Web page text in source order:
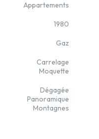
Appartements
1980
Gaz
Carrelage
Moquette
Dégagée
Panoramique
Montagnes